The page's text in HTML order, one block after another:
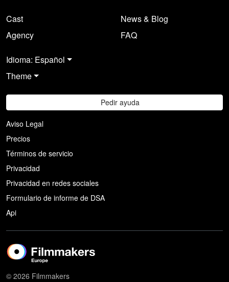
Cast
Agency
News & Blog
FAQ
Idioma: Español
Theme
Pedir ayuda
Aviso Legal
Precios
Términos de servicio
Privacidad
Privacidad en redes sociales
Formulario de informe de DSA
Api
© 2026 Filmmakers